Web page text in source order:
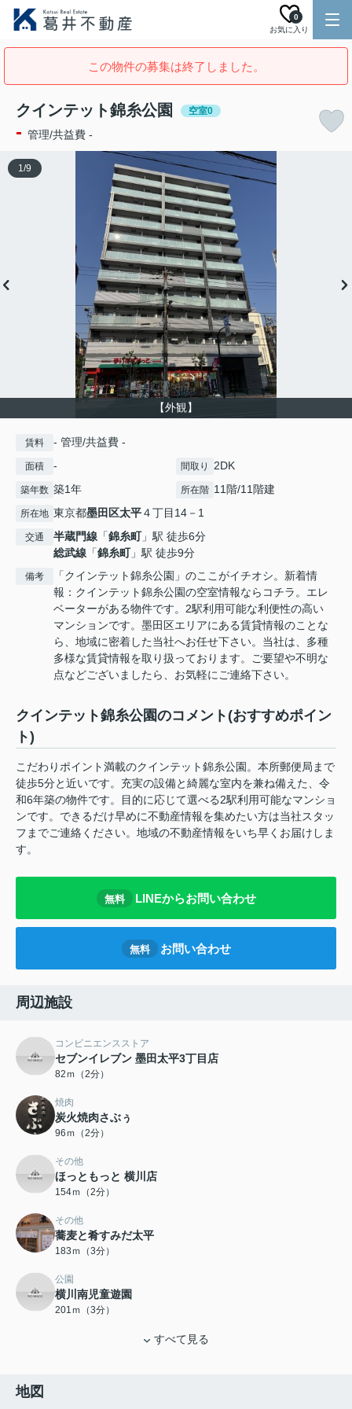
お気に入り
0
この物件の募集は終了しました。
クインテット錦糸公園 空室0
- 管理/共益費 -
【外観】
1/9
賃料 - 管理/共益費 -
面積 - 間取り 2DK
築年数 築1年 所在階 11階/11階建
所在地 東京都墨田区太平４丁目14－1
交通 半蔵門線 「錦糸町」駅 徒歩6分
総武線 「錦糸町」駅 徒歩9分
備考
「クインテット錦糸公園」のここがイチオシ。新着情
報：クインテット錦糸公園の空室情報ならコチラ。エレ
ベーターがある物件です。2駅利用可能な利便性の高い
マンションです。墨田区エリアにある賃貸情報のことな
ら、地域に密着した当社へお任せ下さい。当社は、多種
多様な賃貸情報を取り扱っております。ご要望や不明な
点などございましたら、お気軽にご連絡下さい。
クインテット錦糸公園のコメント(おすすめポイン
ト)
こだわりポイント満載のクインテット錦糸公園。本所郵便局まで
徒歩5分と近いです。充実の設備と綺麗な室内を兼ね備えた、令
和6年築の物件です。目的に応じて選べる2駅利用可能なマンショ
ンです。できるだけ早めに不動産情報を集めたい方は当社スタッ
フまでご連絡ください。地域の不動産情報をいち早くお届けしま
す。
無料 LINEからお問い合わせ
無料 お問い合わせ
周辺施設
コンビニエンスストア
セブンイレブン 墨田太平3丁目店
82ｍ（2分）
焼肉
炭火焼肉さぶぅ
96ｍ（2分）
その他
ほっともっと 横川店
154ｍ（2分）
その他
蕎麦と肴すみだ太平
183ｍ（3分）
公園
横川南児童遊園
201ｍ（3分）
すべて見る
地図